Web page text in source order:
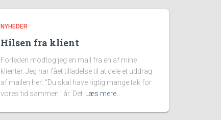
NYHEDER
Hilsen fra klient
Forleden modtog jeg en mail fra en af mine
klienter. Jeg har fået tilladelse til at dele et uddrag
af mailen her: “Du skal have rigtig mange tak for
vores tid sammen i år. Det
Læs mere…